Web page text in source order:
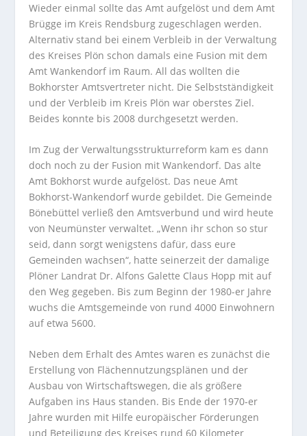
Wieder einmal sollte das Amt aufgelöst und dem Amt
Brügge im Kreis Rendsburg zugeschlagen werden.
Alternativ stand bei einem Verbleib in der Verwaltung
des Kreises Plön schon damals eine Fusion mit dem
Amt Wankendorf im Raum. All das wollten die
Bokhorster Amtsvertreter nicht. Die Selbstständigkeit
und der Verbleib im Kreis Plön war oberstes Ziel.
Beides konnte bis 2008 durchgesetzt werden.
Im Zug der Verwaltungsstrukturreform kam es dann
doch noch zu der Fusion mit Wankendorf. Das alte
Amt Bokhorst wurde aufgelöst. Das neue Amt
Bokhorst-Wankendorf wurde gebildet. Die Gemeinde
Bönebüttel verließ den Amtsverbund und wird heute
von Neumünster verwaltet. „Wenn ihr schon so stur
seid, dann sorgt wenigstens dafür, dass eure
Gemeinden wachsen“, hatte seinerzeit der damalige
Plöner Landrat Dr. Alfons Galette Claus Hopp mit auf
den Weg gegeben. Bis zum Beginn der 1980-er Jahre
wuchs die Amtsgemeinde von rund 4000 Einwohnern
auf etwa 5600.
Neben dem Erhalt des Amtes waren es zunächst die
Erstellung von Flächennutzungsplänen und der
Ausbau von Wirtschaftswegen, die als größere
Aufgaben ins Haus standen. Bis Ende der 1970-er
Jahre wurden mit Hilfe europäischer Förderungen
und Beteiligung des Kreises rund 60 Kilometer